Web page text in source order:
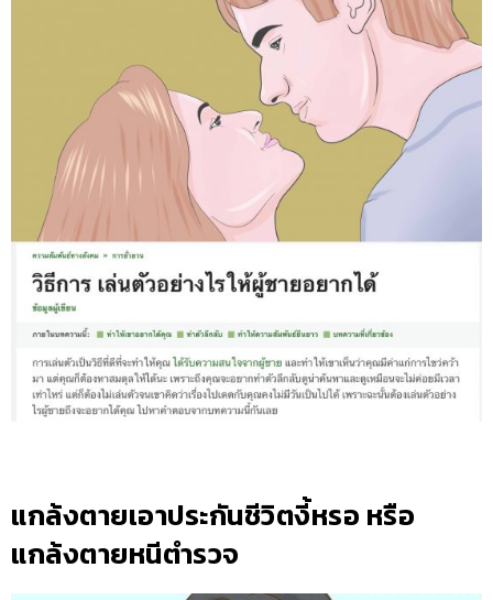
แกล้งตายเอาประกันชีวิตงี้หรอ หรือ
แกล้งตายหนีตำรวจ